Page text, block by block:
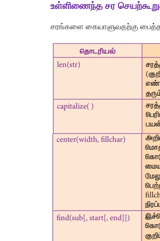
உள்ளிணைந்த சர
சரங்களை கையாளுவதற்கு